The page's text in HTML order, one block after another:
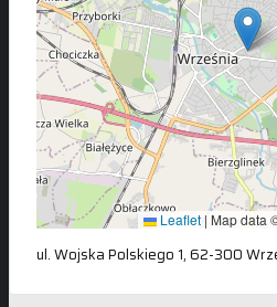
Leaflet | Map data
ul. Wojska Polskiego 1, 62-300